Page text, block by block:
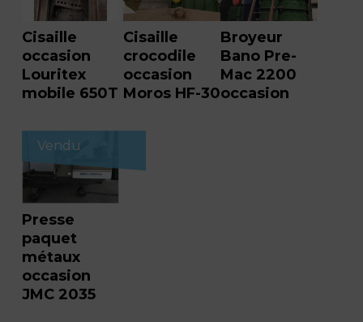
Cisaille
occasion
Louritex
mobile 650T
Cisaille
crocodile
occasion
Moros HF-30
Broyeur
Bano Pre-
Mac 2200
occasion
Vendu
Presse
paquet
métaux
occasion
JMC 2035